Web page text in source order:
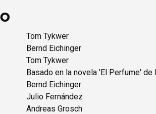
Tom Tykwer
Bernd Eichinger
Tom Tykwer
Basado en la novela 'El Perfume' de
Bernd Eichinger
Julio Fernández
Andreas Grosch